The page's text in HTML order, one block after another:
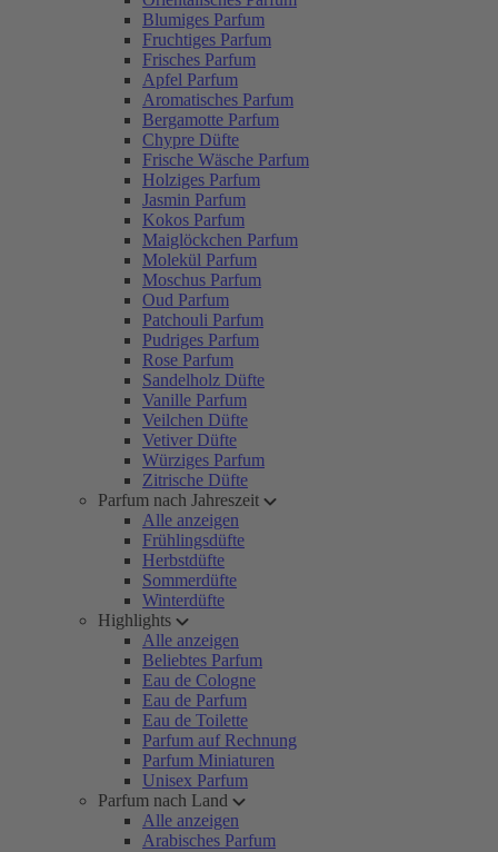
Blumiges Parfum
Fruchtiges Parfum
Frisches Parfum
Apfel Parfum
Aromatisches Parfum
Bergamotte Parfum
Chypre Düfte
Frische Wäsche Parfum
Holziges Parfum
Jasmin Parfum
Kokos Parfum
Maiglöckchen Parfum
Molekül Parfum
Moschus Parfum
Oud Parfum
Patchouli Parfum
Pudriges Parfum
Rose Parfum
Sandelholz Düfte
Vanille Parfum
Veilchen Düfte
Vetiver Düfte
Würziges Parfum
Zitrische Düfte
Parfum nach Jahreszeit
Alle anzeigen
Frühlingsdüfte
Herbstdüfte
Sommerdüfte
Winterdüfte
Highlights
Alle anzeigen
Beliebtes Parfum
Eau de Cologne
Eau de Parfum
Eau de Toilette
Parfum auf Rechnung
Parfum Miniaturen
Unisex Parfum
Parfum nach Land
Alle anzeigen
Arabisches Parfum